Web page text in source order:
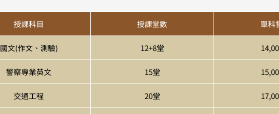
授課科目 授課堂數 單科
國文(作文、測驗) 12+8堂
警察專業英文 15堂
交通工程 20堂